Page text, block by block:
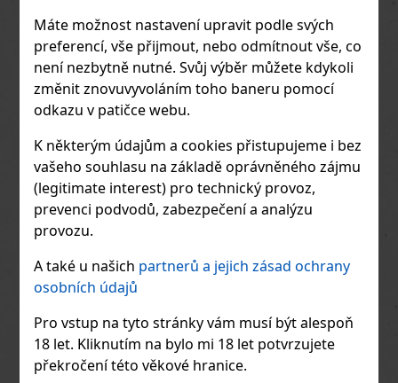
Máte možnost nastavení upravit podle svých
preferencí, vše přijmout, nebo odmítnout vše, co
není nezbytně nutné. Svůj výběr můžete kdykoli
změnit znovuvyvoláním toho baneru pomocí
odkazu v patičce webu.
K některým údajům a cookies přistupujeme i bez
vašeho souhlasu na základě oprávněného zájmu
(legitimate interest) pro technický provoz,
prevenci podvodů, zabezpečení a analýzu
provozu.
A také u našich partnerů a jejich zásad ochrany
osobních údajů
Pro vstup na tyto stránky vám musí být alespoň
18 let. Kliknutím na bylo mi 18 let potvrzujete
překročení této věkové hranice.
Speyside. Degustační profil: Vůně:
Divoké bylinky, vřes, med a ovoce ze
sadů. Chuť: Kulatá a krémová, s tóny
medu, vanilky, lískových oříšků a
máslového karamelu. Závěr: Bohatý,
dlouhotrvající a příjemně hřejivý.
Finlandia 40% 1 l
Finlandia Vodka je ikonická finská
vodka proslulá svou mimořádnou
čistotou, lehkostí a suchým
charakterem. Na patře působí jemně a
475 Kč
Do obchodu